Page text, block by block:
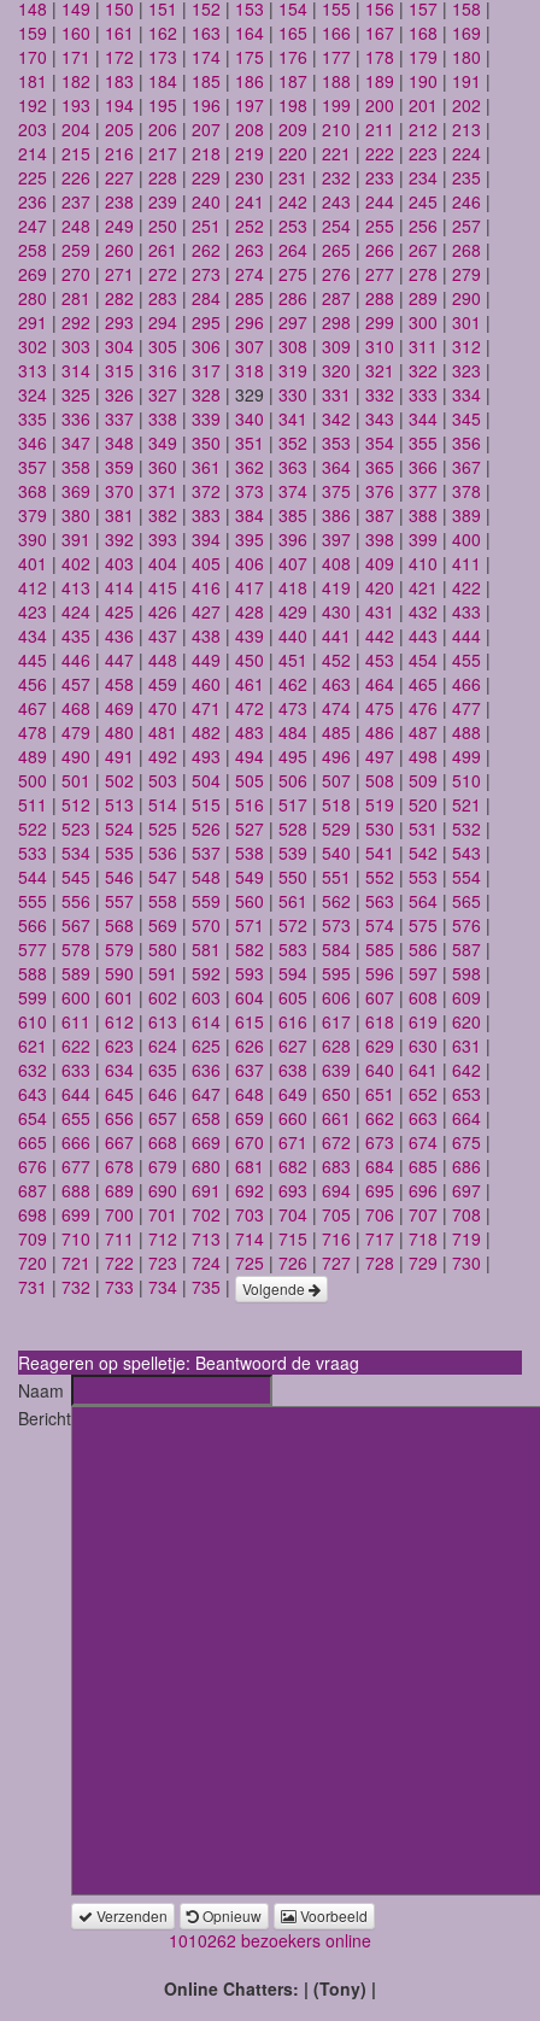
148 | 149 | 150 | 151 | 152 | 153 | 154 | 155 | 156 | 157 | 158 |
159 | 160 | 161 | 162 | 163 | 164 | 165 | 166 | 167 | 168 | 169 |
170 | 171 | 172 | 173 | 174 | 175 | 176 | 177 | 178 | 179 | 180 |
181 | 182 | 183 | 184 | 185 | 186 | 187 | 188 | 189 | 190 | 191 |
192 | 193 | 194 | 195 | 196 | 197 | 198 | 199 | 200 | 201 | 202 |
203 | 204 | 205 | 206 | 207 | 208 | 209 | 210 | 211 | 212 | 213 |
214 | 215 | 216 | 217 | 218 | 219 | 220 | 221 | 222 | 223 | 224 |
225 | 226 | 227 | 228 | 229 | 230 | 231 | 232 | 233 | 234 | 235 |
236 | 237 | 238 | 239 | 240 | 241 | 242 | 243 | 244 | 245 | 246 |
247 | 248 | 249 | 250 | 251 | 252 | 253 | 254 | 255 | 256 | 257 |
258 | 259 | 260 | 261 | 262 | 263 | 264 | 265 | 266 | 267 | 268 |
269 | 270 | 271 | 272 | 273 | 274 | 275 | 276 | 277 | 278 | 279 |
280 | 281 | 282 | 283 | 284 | 285 | 286 | 287 | 288 | 289 | 290 |
291 | 292 | 293 | 294 | 295 | 296 | 297 | 298 | 299 | 300 | 301 |
302 | 303 | 304 | 305 | 306 | 307 | 308 | 309 | 310 | 311 | 312 |
313 | 314 | 315 | 316 | 317 | 318 | 319 | 320 | 321 | 322 | 323 |
324 | 325 | 326 | 327 | 328 | 329 | 330 | 331 | 332 | 333 | 334 |
335 | 336 | 337 | 338 | 339 | 340 | 341 | 342 | 343 | 344 | 345 |
346 | 347 | 348 | 349 | 350 | 351 | 352 | 353 | 354 | 355 | 356 |
357 | 358 | 359 | 360 | 361 | 362 | 363 | 364 | 365 | 366 | 367 |
368 | 369 | 370 | 371 | 372 | 373 | 374 | 375 | 376 | 377 | 378 |
379 | 380 | 381 | 382 | 383 | 384 | 385 | 386 | 387 | 388 | 389 |
390 | 391 | 392 | 393 | 394 | 395 | 396 | 397 | 398 | 399 | 400 |
401 | 402 | 403 | 404 | 405 | 406 | 407 | 408 | 409 | 410 | 411 |
412 | 413 | 414 | 415 | 416 | 417 | 418 | 419 | 420 | 421 | 422 |
423 | 424 | 425 | 426 | 427 | 428 | 429 | 430 | 431 | 432 | 433 |
434 | 435 | 436 | 437 | 438 | 439 | 440 | 441 | 442 | 443 | 444 |
445 | 446 | 447 | 448 | 449 | 450 | 451 | 452 | 453 | 454 | 455 |
456 | 457 | 458 | 459 | 460 | 461 | 462 | 463 | 464 | 465 | 466 |
467 | 468 | 469 | 470 | 471 | 472 | 473 | 474 | 475 | 476 | 477 |
478 | 479 | 480 | 481 | 482 | 483 | 484 | 485 | 486 | 487 | 488 |
489 | 490 | 491 | 492 | 493 | 494 | 495 | 496 | 497 | 498 | 499 |
500 | 501 | 502 | 503 | 504 | 505 | 506 | 507 | 508 | 509 | 510 |
511 | 512 | 513 | 514 | 515 | 516 | 517 | 518 | 519 | 520 | 521 |
522 | 523 | 524 | 525 | 526 | 527 | 528 | 529 | 530 | 531 | 532 |
533 | 534 | 535 | 536 | 537 | 538 | 539 | 540 | 541 | 542 | 543 |
544 | 545 | 546 | 547 | 548 | 549 | 550 | 551 | 552 | 553 | 554 |
555 | 556 | 557 | 558 | 559 | 560 | 561 | 562 | 563 | 564 | 565 |
566 | 567 | 568 | 569 | 570 | 571 | 572 | 573 | 574 | 575 | 576 |
577 | 578 | 579 | 580 | 581 | 582 | 583 | 584 | 585 | 586 | 587 |
588 | 589 | 590 | 591 | 592 | 593 | 594 | 595 | 596 | 597 | 598 |
599 | 600 | 601 | 602 | 603 | 604 | 605 | 606 | 607 | 608 | 609 |
610 | 611 | 612 | 613 | 614 | 615 | 616 | 617 | 618 | 619 | 620 |
621 | 622 | 623 | 624 | 625 | 626 | 627 | 628 | 629 | 630 | 631 |
632 | 633 | 634 | 635 | 636 | 637 | 638 | 639 | 640 | 641 | 642 |
643 | 644 | 645 | 646 | 647 | 648 | 649 | 650 | 651 | 652 | 653 |
654 | 655 | 656 | 657 | 658 | 659 | 660 | 661 | 662 | 663 | 664 |
665 | 666 | 667 | 668 | 669 | 670 | 671 | 672 | 673 | 674 | 675 |
676 | 677 | 678 | 679 | 680 | 681 | 682 | 683 | 684 | 685 | 686 |
687 | 688 | 689 | 690 | 691 | 692 | 693 | 694 | 695 | 696 | 697 |
698 | 699 | 700 | 701 | 702 | 703 | 704 | 705 | 706 | 707 | 708 |
709 | 710 | 711 | 712 | 713 | 714 | 715 | 716 | 717 | 718 | 719 |
720 | 721 | 722 | 723 | 724 | 725 | 726 | 727 | 728 | 729 | 730 |
731 | 732 | 733 | 734 | 735 | Volgende
Reageren op spelletje: Beantwoord de vraag
Naam
Bericht
Verzenden Opnieuw Voorbeeld
1010262 bezoekers online
Online Chatters: | (Tony) |